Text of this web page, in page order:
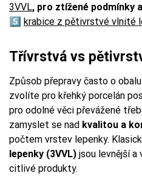
3VVL, pro ztížené podmínky
5️⃣ krabice z pětivrstvé vlnité
Třívrstvá vs
Způsob přepravy často o
zvolíte pro křehký porcelán
pro odolné věci převážené
zamyslet se nad kvalitou a
počtem vrstev lepenky.
lepenky (3VVL) jsou levnější a
citlivé produkty.